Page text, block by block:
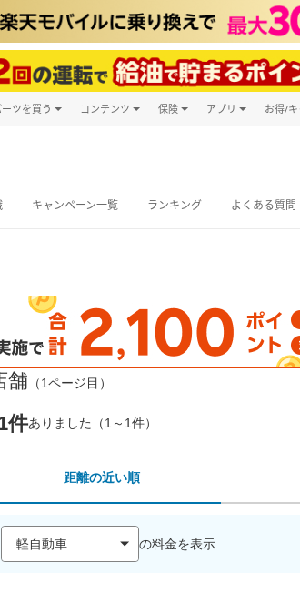
ツを買う コンテンツ 保険 アプリ お得/
キャンペーン一覧 ランキング よくある質問
舗 （1ページ目）
件ありました（1～1件）
距離の近い順
の料金を表示